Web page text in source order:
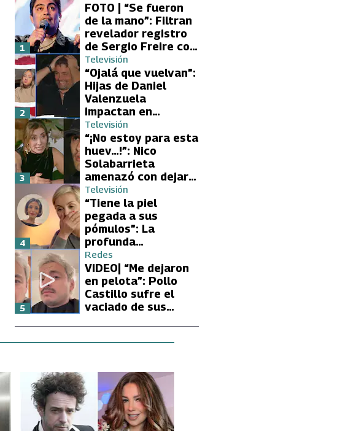
FOTO | “Se fueron
de la mano”: Filtran
revelador registro
de Sergio Freire con
supuesta nueva
conquista
1
Televisión
“Ojalá que vuelvan”:
Hijas de Daniel
Valenzuela
impactan en
Volverías con tu Ex
2 con directa
petición a su papá
sobre Yamila Reyna
2
Televisión
“¡No estoy para esta
huev…!”: Nico
Solabarrieta
amenazó con dejar
Volverías con tu Ex
tras encontrón con
Carmen Gloria
Arroyo
3
Televisión
“Tiene la piel
pegada a sus
pómulos”: La
profunda
preocupación de
Fran García-
Huidobro por la
extrema delgadez
de Kathy Orellana
4
Redes
VIDEO| “Me dejaron
en pelota”: Pollo
Castillo sufre el
vaciado de sus
5